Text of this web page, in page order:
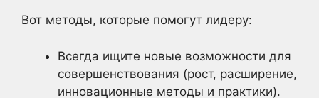
Вот методы, которые помогут лидеру:
Всегда ищите новые возможности для
совершенствования (рост, расширение,
инновационные методы и практики).